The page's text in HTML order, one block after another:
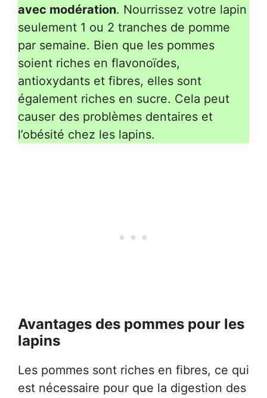
avec modération. Nourrissez votre lapin
seulement 1 ou 2 tranches de pomme
par semaine. Bien que les pommes
soient riches en flavonoïdes,
antioxydants et fibres, elles sont
également riches en sucre. Cela peut
causer des problèmes dentaires et
l’obésité chez les lapins.
Avantages des pommes pour les
lapins
Les pommes sont riches en fibres, ce qui
est nécessaire pour que la digestion des